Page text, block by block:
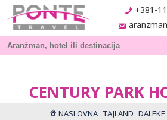
+381-
CENTURY PARK
NASLOVNA TAJLAND